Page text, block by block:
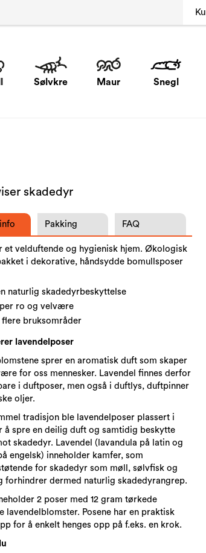
Sølvkre Maur Snegl
skadedyr
Pakking FAQ
et velduftende og hygienisk hjem. Økologisk
i dekorative, håndsydde bomullsposer
naturlig skadedyrbeskyttelse
ro og velvære
flere bruksområder
lavendelposer
sprer en aromatisk duft som skaper
for oss mennesker. Lavendel finnes derfor
i duftposer, men også i duftlys, duftpinner
oljer.
tradisjon ble lavendelposer plassert i
å spre en deilig duft og samtidig beskytte
skadedyr. Lavendel (lavandula på latin og
engelsk) inneholder kamfer, som
for skadedyr som møll, sølvfisk og
forhindrer dermed naturlig skadedyrangrep.
2 poser med 12 gram tørkede
lavendelblomster. Posene har en praktisk
for å enkelt henges opp på f.eks. en krok.